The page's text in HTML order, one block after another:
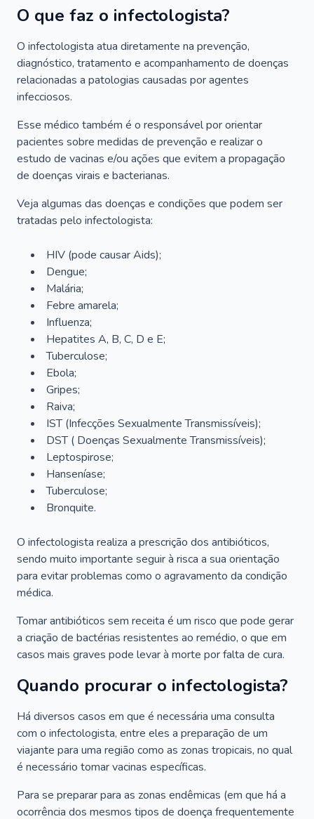
O que faz o infectologista?
O infectologista atua diretamente na prevenção,
diagnóstico, tratamento e acompanhamento de doenças
relacionadas a patologias causadas por agentes
infecciosos.
Esse médico também é o responsável por orientar
pacientes sobre medidas de prevenção e realizar o
estudo de vacinas e/ou ações que evitem a propagação
de doenças virais e bacterianas.
Veja algumas das doenças e condições que podem ser
tratadas pelo infectologista:
HIV (pode causar Aids);
Dengue;
Malária;
Febre amarela;
Influenza;
Hepatites A, B, C, D e E;
Tuberculose;
Ebola;
Gripes;
Raiva;
IST (Infecções Sexualmente Transmissíveis);
DST ( Doenças Sexualmente Transmissíveis);
Leptospirose;
Hanseníase;
Tuberculose;
Bronquite.
O infectologista realiza a prescrição dos antibióticos,
sendo muito importante seguir à risca a sua orientação
para evitar problemas como o agravamento da condição
médica.
Tomar antibióticos sem receita é um risco que pode gerar
a criação de bactérias resistentes ao remédio, o que em
casos mais graves pode levar à morte por falta de cura.
Quando procurar o infectologista?
Há diversos casos em que é necessária uma consulta
com o infectologista, entre eles a preparação de um
viajante para uma região como as zonas tropicais, no qual
é necessário tomar vacinas específicas.
Para se preparar para as zonas endêmicas (em que há a
ocorrência dos mesmos tipos de doença frequentemente